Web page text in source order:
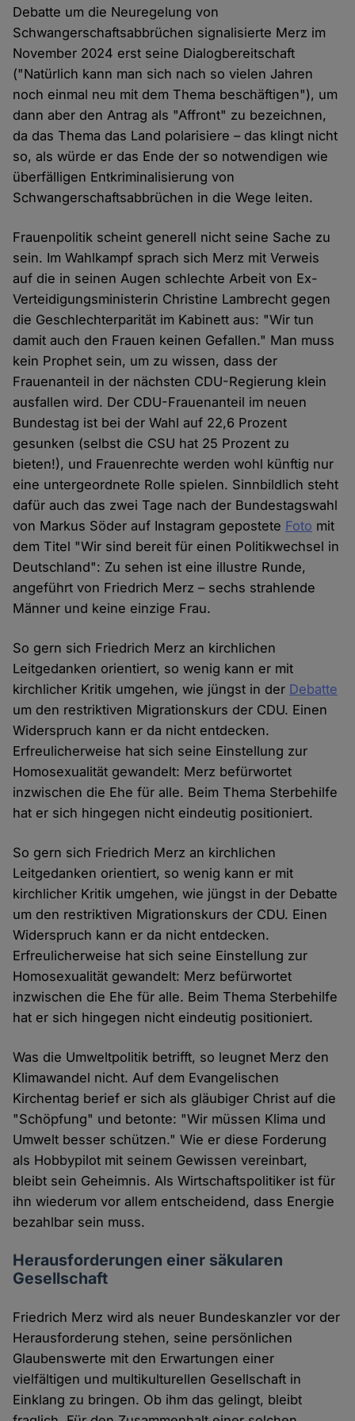
Debatte um die Neuregelung von
Schwangerschaftsabbrüchen signalisierte Merz im
November 2024 erst seine Dialogbereitschaft
("Natürlich kann man sich nach so vielen Jahren
noch einmal neu mit dem Thema beschäftigen"), um
dann aber den Antrag als "Affront" zu bezeichnen,
da das Thema das Land polarisiere – das klingt nicht
so, als würde er das Ende der so notwendigen wie
überfälligen Entkriminalisierung von
Schwangerschaftsabbrüchen in die Wege leiten.
Frauenpolitik scheint generell nicht seine Sache zu
sein. Im Wahlkampf sprach sich Merz mit Verweis
auf die in seinen Augen schlechte Arbeit von Ex-
Verteidigungsministerin Christine Lambrecht gegen
die Geschlechterparität im Kabinett aus: "Wir tun
damit auch den Frauen keinen Gefallen." Man muss
kein Prophet sein, um zu wissen, dass der
Frauenanteil in der nächsten CDU-Regierung klein
ausfallen wird. Der CDU-Frauenanteil im neuen
Bundestag ist bei der Wahl auf 22,6 Prozent
gesunken (selbst die CSU hat 25 Prozent zu
bieten!), und Frauenrechte werden wohl künftig nur
eine untergeordnete Rolle spielen. Sinnbildlich steht
dafür auch das zwei Tage nach der Bundestagswahl
von Markus Söder auf Instagram gepostete Foto mit
dem Titel "Wir sind bereit für einen Politikwechsel in
Deutschland": Zu sehen ist eine illustre Runde,
angeführt von Friedrich Merz – sechs strahlende
Männer und keine einzige Frau.
So gern sich Friedrich Merz an kirchlichen
Leitgedanken orientiert, so wenig kann er mit
kirchlicher Kritik umgehen, wie jüngst in der Debatte
um den restriktiven Migrationskurs der CDU. Einen
Widerspruch kann er da nicht entdecken.
Erfreulicherweise hat sich seine Einstellung zur
Homosexualität gewandelt: Merz befürwortet
inzwischen die Ehe für alle. Beim Thema Sterbehilfe
hat er sich hingegen nicht eindeutig positioniert.
So gern sich Friedrich Merz an kirchlichen
Leitgedanken orientiert, so wenig kann er mit
kirchlicher Kritik umgehen, wie jüngst in der Debatte
um den restriktiven Migrationskurs der CDU. Einen
Widerspruch kann er da nicht entdecken.
Erfreulicherweise hat sich seine Einstellung zur
Homosexualität gewandelt: Merz befürwortet
inzwischen die Ehe für alle. Beim Thema Sterbehilfe
hat er sich hingegen nicht eindeutig positioniert.
Was die Umweltpolitik betrifft, so leugnet Merz den
Klimawandel nicht. Auf dem Evangelischen
Kirchentag berief er sich als gläubiger Christ auf die
"Schöpfung" und betonte: "Wir müssen Klima und
Umwelt besser schützen." Wie er diese Forderung
als Hobbypilot mit seinem Gewissen vereinbart,
bleibt sein Geheimnis. Als Wirtschaftspolitiker ist für
ihn wiederum vor allem entscheidend, dass Energie
bezahlbar sein muss.
Herausforderungen einer säkularen
Gesellschaft
Friedrich Merz wird als neuer Bundeskanzler vor der
Herausforderung stehen, seine persönlichen
Glaubenswerte mit den Erwartungen einer
vielfältigen und multikulturellen Gesellschaft in
Einklang zu bringen. Ob ihm das gelingt, bleibt